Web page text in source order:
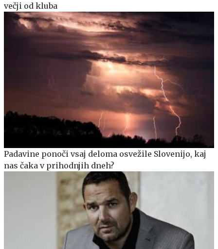
večji od kluba
Padavine ponoči vsaj deloma osvežile Slovenijo, kaj
nas čaka v prihodnjih dneh?